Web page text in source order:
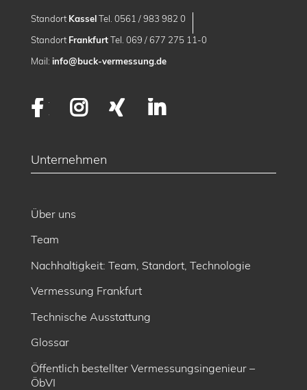
Standort KasselTel. 0561 / 983 982 0
Standort FrankfurtTel. 069 / 677 275 11-0
Mail: info@buck-vermessung.de
FacebookInstagram
XING
Unternehmen
Über uns
Team
Nachhaltigkeit: Team, Standort, Technologie
Vermessung Frankfurt
Technische Ausstattung
Glossar
Öffentlich bestellter Vermessungsingenieur –
ÖbVI